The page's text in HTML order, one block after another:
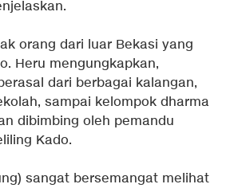
orang dari luar Bekasi yang
Heru mengungkapkan,
dari berbagai kalangan,
sampai kelompok dharma
dibimbing oleh pemandu
Kado.
sangat bersemangat melihat